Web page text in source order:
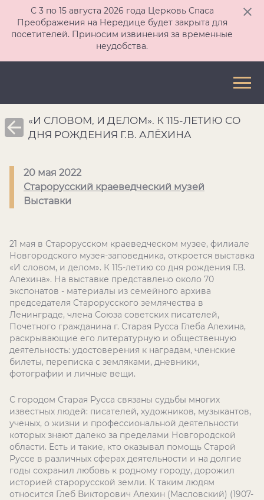
С 3 по 15 августа 2026 года Церковь Спаса
Преображения на Нередице будет закрыта для
посетителей. Приносим извинения за временные
неудобства.
«И СЛОВОМ, И ДЕЛОМ». К 115-ЛЕТИЮ СО
ДНЯ РОЖДЕНИЯ Г.В. АЛЁХИНА
20 мая 2022
Старорусский краеведческий музей
Выставки
21 мая в Старорусском краеведческом музее, филиале
Новгородского музея-заповедника, откроется выставка
«И словом, и делом». К 115-летию со дня рождения Г.В.
Алехина». На выставке представлено около 70
экспонатов - материалы из семейного архива
председателя Старорусского землячества в
Ленинграде, члена Союза советских писателей,
Почетного гражданина г. Старая Русса Глеба Алехина,
раскрывающие его литературную и общественную
деятельность: удостоверения к наградам, членские
билеты, переписка с земляками, дневники,
фотографии и личные вещи.
С городом Старая Русса связаны судьбы многих
известных людей: писателей, художников, музыкантов,
ученых, о жизни и профессиональной деятельности
которых знают далеко за пределами Новгородской
области. Есть и такие, кто оказывал помощь Старой
Руссе в различных сферах деятельности и на долгие
годы сохранил любовь к родному городу, дорожил
историей старорусской земли. К таким людям
относится Глеб Викторович Алехин (Масловский) (1907-